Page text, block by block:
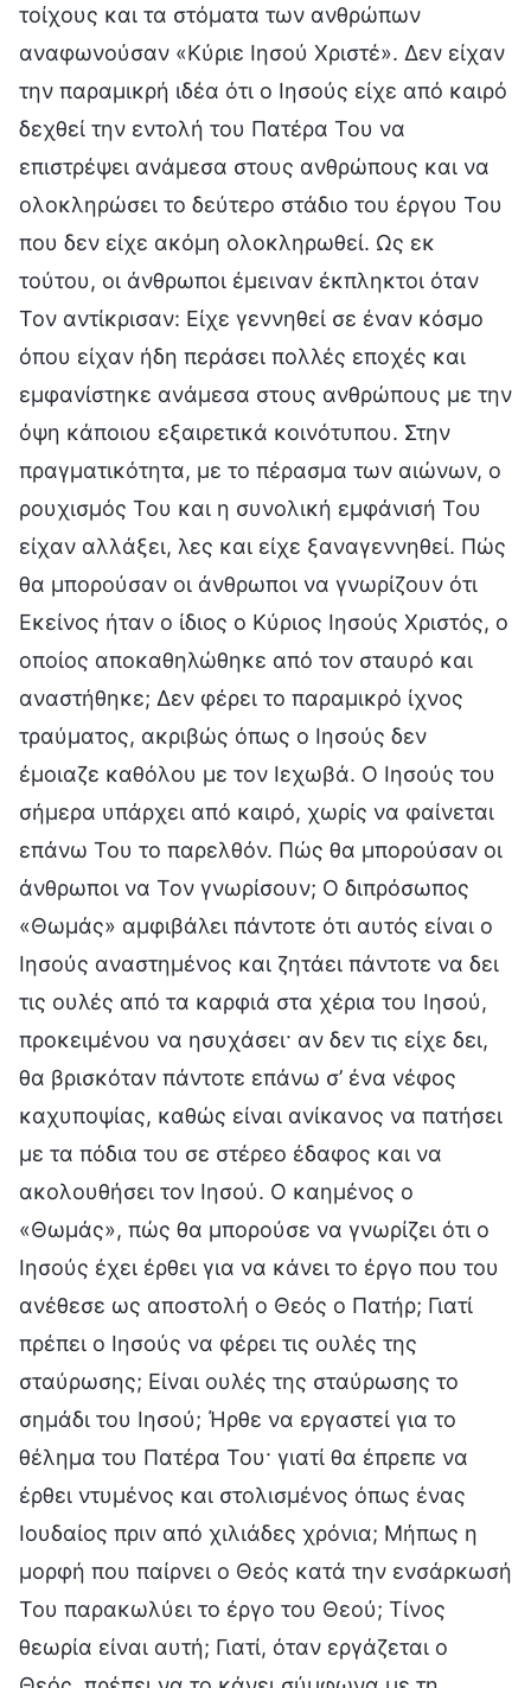
τοίχους και τα στόματα των ανθρώπων
αναφωνούσαν «Κύριε Ιησού Χριστέ». Δεν είχαν
την παραμικρή ιδέα ότι ο Ιησούς είχε από καιρό
δεχθεί την εντολή του Πατέρα Του να
επιστρέψει ανάμεσα στους ανθρώπους και να
ολοκληρώσει το δεύτερο στάδιο του έργου Του
που δεν είχε ακόμη ολοκληρωθεί. Ως εκ
τούτου, οι άνθρωποι έμειναν έκπληκτοι όταν
Τον αντίκρισαν: Είχε γεννηθεί σε έναν κόσμο
όπου είχαν ήδη περάσει πολλές εποχές και
εμφανίστηκε ανάμεσα στους ανθρώπους με την
όψη κάποιου εξαιρετικά κοινότυπου. Στην
πραγματικότητα, με το πέρασμα των αιώνων, ο
ρουχισμός Του και η συνολική εμφάνισή Του
είχαν αλλάξει, λες και είχε ξαναγεννηθεί. Πώς
θα μπορούσαν οι άνθρωποι να γνωρίζουν ότι
Εκείνος ήταν ο ίδιος ο Κύριος Ιησούς Χριστός, ο
οποίος αποκαθηλώθηκε από τον σταυρό και
αναστήθηκε; Δεν φέρει το παραμικρό ίχνος
τραύματος, ακριβώς όπως ο Ιησούς δεν
έμοιαζε καθόλου με τον Ιεχωβά. Ο Ιησούς του
σήμερα υπάρχει από καιρό, χωρίς να φαίνεται
επάνω Του το παρελθόν. Πώς θα μπορούσαν οι
άνθρωποι να Τον γνωρίσουν; Ο διπρόσωπος
«Θωμάς» αμφιβάλει πάντοτε ότι αυτός είναι ο
Ιησούς αναστημένος και ζητάει πάντοτε να δει
τις ουλές από τα καρφιά στα χέρια του Ιησού,
προκειμένου να ησυχάσει· αν δεν τις είχε δει,
θα βρισκόταν πάντοτε επάνω σ’ ένα νέφος
καχυποψίας, καθώς είναι ανίκανος να πατήσει
με τα πόδια του σε στέρεο έδαφος και να
ακολουθήσει τον Ιησού. Ο καημένος ο
«Θωμάς», πώς θα μπορούσε να γνωρίζει ότι ο
Ιησούς έχει έρθει για να κάνει το έργο που του
ανέθεσε ως αποστολή ο Θεός ο Πατήρ; Γιατί
πρέπει ο Ιησούς να φέρει τις ουλές της
σταύρωσης; Είναι ουλές της σταύρωσης το
σημάδι του Ιησού; Ήρθε να εργαστεί για το
θέλημα του Πατέρα Του· γιατί θα έπρεπε να
έρθει ντυμένος και στολισμένος όπως ένας
Ιουδαίος πριν από χιλιάδες χρόνια; Μήπως η
μορφή που παίρνει ο Θεός κατά την ενσάρκωσή
Του παρακωλύει το έργο του Θεού; Τίνος
θεωρία είναι αυτή; Γιατί, όταν εργάζεται ο